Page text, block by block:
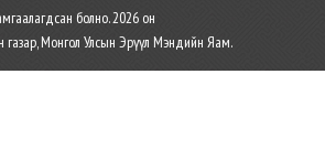
болно. 2026 он
газар, Монгол Улсын Эрүүл Мэндийн Яам.